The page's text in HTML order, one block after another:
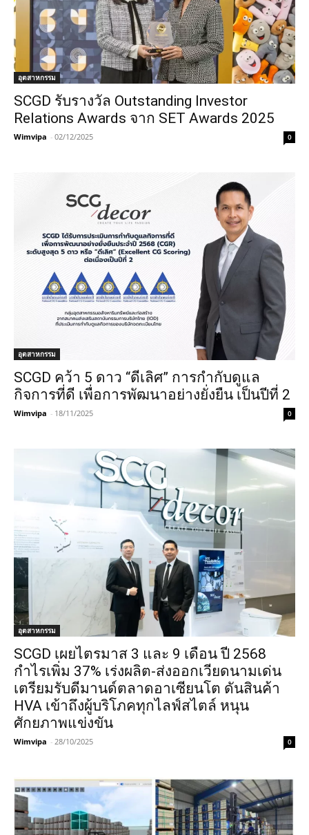
อุตสาหกรรม
SCGD รับรางวัล Outstanding Investor
Relations Awards จาก SET Awards 2025
Wimvipa - 02/12/2025 0
อุตสาหกรรม
SCGD คว้า 5 ดาว “ดีเลิศ” การกำกับดูแล
กิจการที่ดี เพื่อการพัฒนาอย่างยั่งยืน เป็นปีที่ 2
Wimvipa - 18/11/2025 0
อุตสาหกรรม
SCGD เผยไตรมาส 3 และ 9 เดือน ปี 2568
กำไรเพิ่ม 37% เร่งผลิต-ส่งออกเวียดนามเด่น
เตรียมรับดีมานด์ตลาดอาเซียนโต ดันสินค้า
HVA เข้าถึงผู้บริโภคทุกไลฟ์สไตล์ หนุน
ศักยภาพแข่งขัน
Wimvipa - 28/10/2025 0